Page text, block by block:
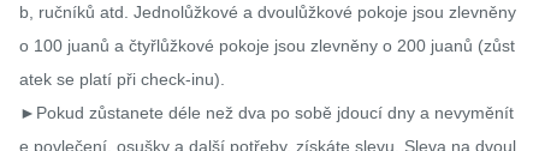
b, ručníků atd. Jednolůžkové a dvoulůžkové pokoje jsou zlevněny
o 100 juanů a čtyřlůžkové pokoje jsou zlevněny o 200 juanů (zůst
atek se platí při check-inu).
►Pokud zůstanete déle než dva po sobě jdoucí dny a nevyměnít
e povlečení, osušky a další potřeby, získáte slevu. Sleva na dvoul